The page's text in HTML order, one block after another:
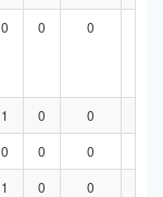
0 0 0
1 0 0
0 0 0
1 0 0